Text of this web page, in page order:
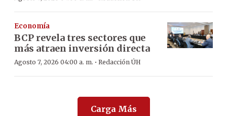
Economía
BCP revela tres sectores que
más atraen inversión directa
Agosto 7, 2026 04:00 a. m. · Redacción ÚH
Carga Más